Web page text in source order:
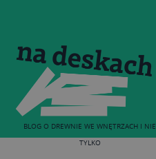
BLOG O DREWNIE WE WNĘTRZACH I NIE
TYLKO